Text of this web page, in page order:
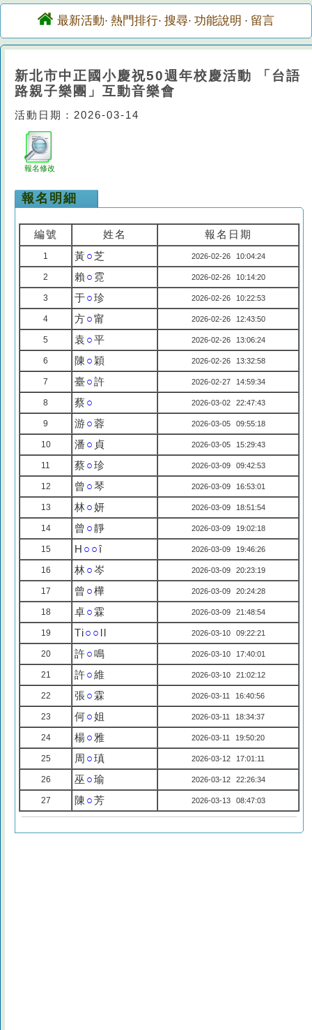
最新活動· 熱門排行· 搜尋· 功能說明 · 留言
新北市中正國小慶祝50週年校慶活動 「台語
路親子樂團」互動音樂會
活動日期：2026-03-14
報名修改
報名明細
編號 姓名 報名日期
1 黃○芝 2026-02-26 10:04:24
2 賴 ○ 霓 2026-02-26 10:14:20
3 于○珍 2026-02-26 10:22:53
4 方○甯 2026-02-26 12:43:50
5 袁 ○平 2026-02-26 13:06:24
6 陳 ○ 穎 2026-02-26 13:32:58
7 臺○許 2026-02-27 14:59:34
8 蔡○ 2026-03-02 22:47:43
9 游○蓉 2026-03-05 09:55:18
10 潘 ○ 貞 2026-03-05 15:29:43
11 蔡○珍 2026-03-09 09:42:53
12 曾 ○琴 2026-03-09 16:53:01
13 林○妍 2026-03-09 18:51:54
14 曾 ○靜 2026-03-09 19:02:18
15 H ○○î 2026-03-09 19:46:26
16 林○岑 2026-03-09 20:23:19
17 曾 ○樺 2026-03-09 20:24:28
18 卓○ 霖 2026-03-09 21:48:54
19 Ti○○ 2026-03-10 09:22:21
20 許○鳴 2026-03-10 17:40:01
21 許○維 2026-03-10 21:02:12
22 張○ 霖 2026-03-11 16:40:56
23 何○姐 2026-03-11 18:34:37
24 楊○ 雅 2026-03-11 19:50:20
25 周 ○瑱 2026-03-12 17:01:11
26 巫 ○瑜 2026-03-12 22:26:34
27 陳 ○芳 2026-03-13 08:47:03